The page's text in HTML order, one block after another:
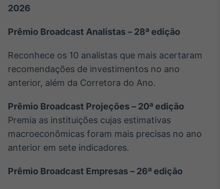
2026
Prêmio Broadcast Analistas – 28ª edição
Reconhece os 10 analistas que mais acertaram
recomendações de investimentos no ano
anterior, além da Corretora do Ano.
Prêmio Broadcast Projeções – 20ª edição
Premia as instituições cujas estimativas
macroeconômicas foram mais precisas no ano
anterior em sete indicadores.
Prêmio Broadcast Empresas – 26ª edição